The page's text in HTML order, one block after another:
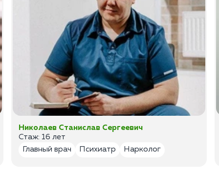
Николаев Станислав Сергеевич
Стаж: 16 лет
Главный врач
Психиатр Нарколог